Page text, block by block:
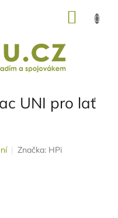
UNI pro lať
Značka: HPi